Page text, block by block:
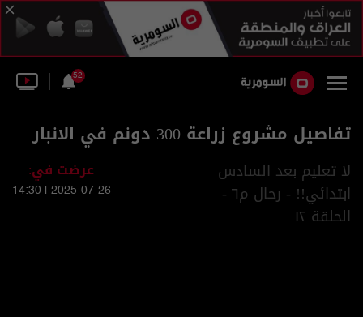
52
تفاصيل مشروع زراعة 300 دونم في الانبار
لا تعليم بعد السادس
ابتدائي!! - رحال م٦ -
الحلقة ١٢
عرضت في:
2025-07-26 | 14:30